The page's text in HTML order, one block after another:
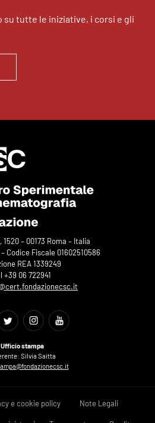
tutte le iniziative, i corsi e gli
1520 – 00173 Roma – Italia
Codice Fiscale 01602510586
REA 1339249
+39 06 722941
Ufficio stampa
Silvia Saitta
e cookie policy Note Legali